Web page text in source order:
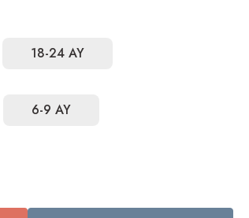
18-24 AY
6-9 AY